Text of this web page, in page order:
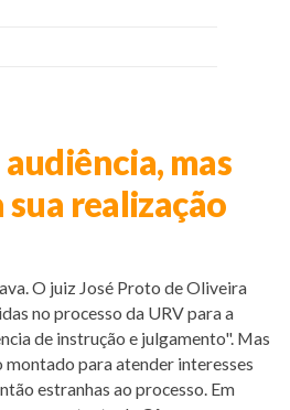
mas
realização
O juiz José Proto de Oliveira
no processo da URV para a
de instrução e julgamento". Mas
para atender interesses
estranhas ao processo. Em